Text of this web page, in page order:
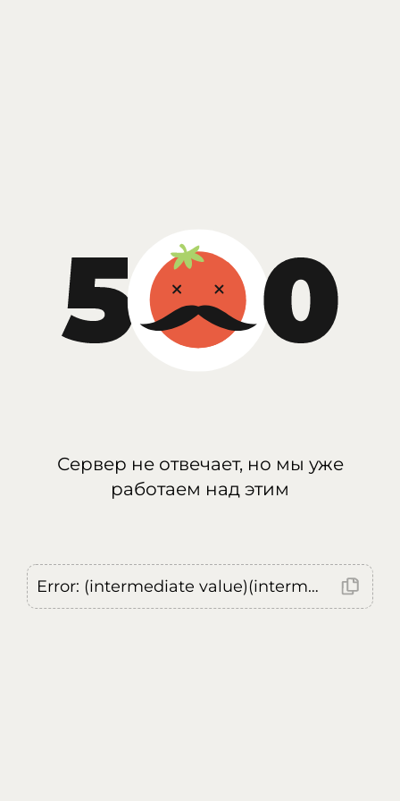
Сервер не отвечает, но мы уже
работаем над этим
Error: (intermediate value)(intermediate value)(intermediate value).replaceAll is not a function